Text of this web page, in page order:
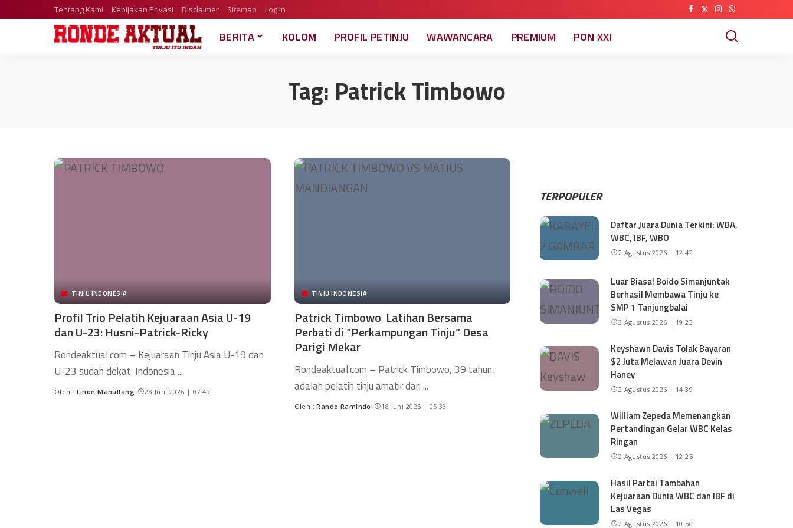
Tentang Kami Kebijakan Privasi Disclaimer Sitemap Log In
BERITA KOLOM PROFIL PETINJU WAWANCARA PREMIUM PON XXI
Tag: Patrick Timbowo
TINJU INDONESIA
Profil Trio Pelatih Kejuaraan Asia U-19
dan U-23: Husni-Patrick-Ricky
Rondeaktual.com – Kejuaraan Tinju Asia U-19 dan
U-23 sudah dekat. Indonesia...
Oleh : Finon Manullang 23 Juni 2026 | 07:49
TINJU INDONESIA
Patrick Timbowo Latihan Bersama
Perbati di “Perkampungan Tinju” Desa
Parigi Mekar
Rondeaktual.com – Patrick Timbowo, 39 tahun,
adalah pelatih tinju amatir dari...
Oleh : Rando Ramindo 18 Juni 2025 | 05:33
TERPOPULER
Daftar Juara Dunia Terkini: WBA,
WBC, IBF, WBO
2 Agustus 2026 | 12:42
Luar Biasa! Boido Simanjuntak
Berhasil Membawa Tinju ke
SMP 1 Tanjungbalai
3 Agustus 2026 | 19:23
Keyshawn Davis Tolak Bayaran
$2 Juta Melawan Juara Devin
Haney
2 Agustus 2026 | 14:39
William Zepeda Memenangkan
Pertandingan Gelar WBC Kelas
Ringan
2 Agustus 2026 | 12:25
Hasil Partai Tambahan
Kejuaraan Dunia WBC dan IBF di
Las Vegas
2 Agustus 2026 | 10:50